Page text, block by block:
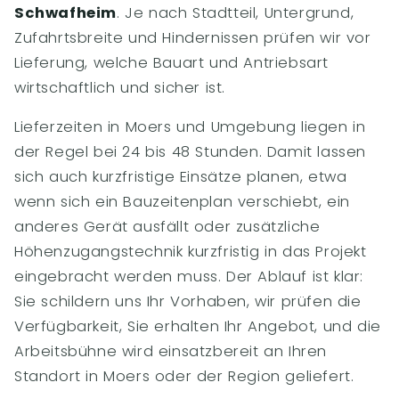
Schwafheim. Je nach Stadtteil, Untergrund,
Zufahrtsbreite und Hindernissen prüfen wir vor
Lieferung, welche Bauart und Antriebsart
wirtschaftlich und sicher ist.
Lieferzeiten in Moers und Umgebung liegen in
der Regel bei 24 bis 48 Stunden. Damit lassen
sich auch kurzfristige Einsätze planen, etwa
wenn sich ein Bauzeitenplan verschiebt, ein
anderes Gerät ausfällt oder zusätzliche
Höhenzugangstechnik kurzfristig in das Projekt
eingebracht werden muss. Der Ablauf ist klar:
Sie schildern uns Ihr Vorhaben, wir prüfen die
Verfügbarkeit, Sie erhalten Ihr Angebot, und die
Arbeitsbühne wird einsatzbereit an Ihren
Standort in Moers oder der Region geliefert.